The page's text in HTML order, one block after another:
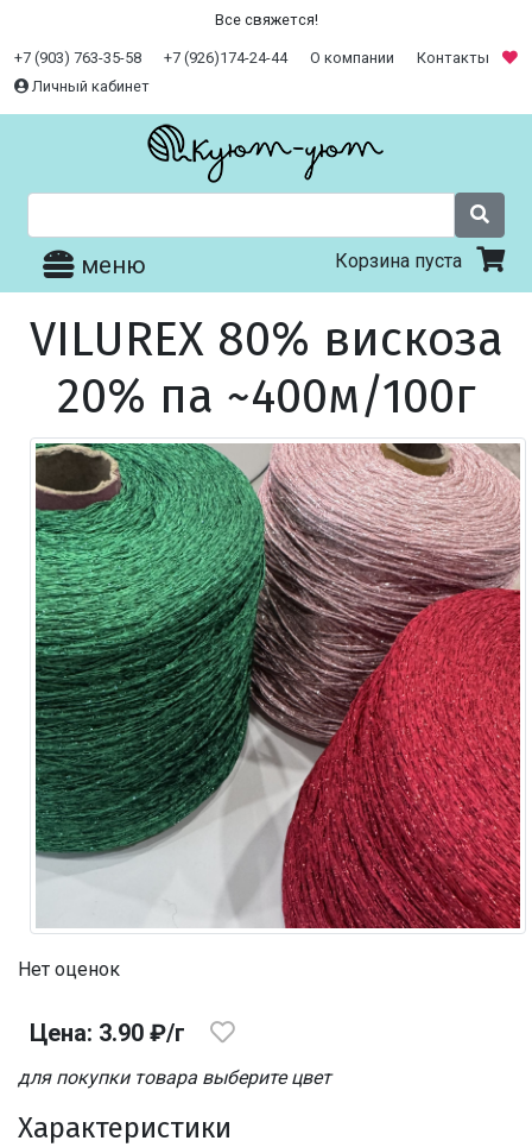
Все свяжется!
+7 (903) 763-35-58 +7 (926)174-24-44 О компании
Контакты
Личный кабинет
меню Корзина пуста
VILUREX 80% вискоза
20% па ~400м/100г
Нет оценок
Цена: 3.90 ₽/г
для покупки товара выберите цвет
Характеристики